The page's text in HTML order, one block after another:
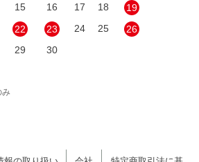
15 16 17 18
19
22 23 24 25
26
29 30
み